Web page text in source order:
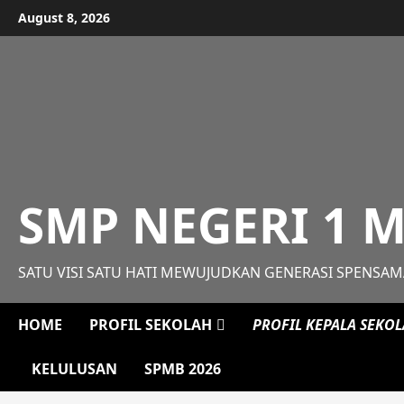
Skip
to
August 8, 2026
SMP NEGERI 1
SATU VISI SATU HATI MEWUJUDKAN GENERASI
HOME PROFIL SEKOLAH PROFIL KEPALA
KELULUSAN SPMB 2026